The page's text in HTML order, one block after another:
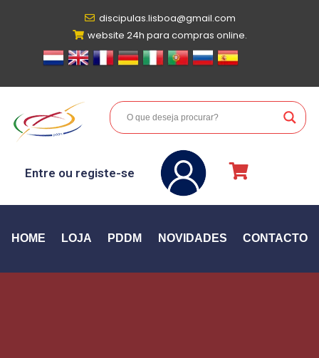
discipulas.lisboa@gmail.com
website 24h para compras online.
Entre ou registe-se
HOME LOJA PDDM NOVIDADES CONTACTO